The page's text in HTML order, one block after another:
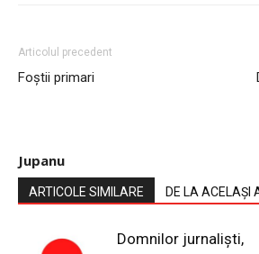
Articolul precedent
Foștii primari
Jupanu
ARTICOLE SIMILARE DE LA ACELAȘI
Domnilor jurnaliști,